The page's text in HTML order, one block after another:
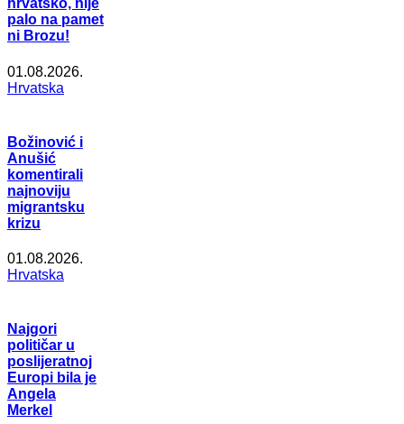
hrvatsko, nije
palo na pamet
ni Brozu!
01.08.2026.
Hrvatska
Božinović i
Anušić
komentirali
najnoviju
migrantsku
krizu
01.08.2026.
Hrvatska
Najgori
političar u
poslijeratnoj
Europi bila je
Angela
Merkel